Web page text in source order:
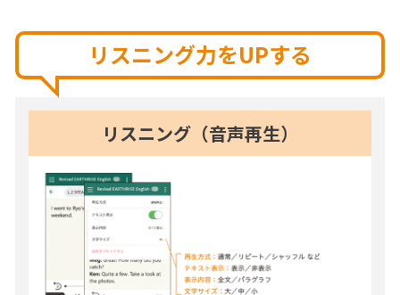
リスニング力をUPする
リスニング（音声再生）